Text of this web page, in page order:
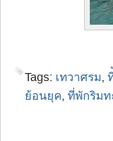
Tags: เทวาศรม,
ย้อนยุค, ที่พักริมท